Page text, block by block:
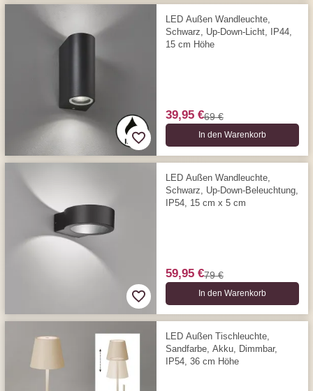
LED Außen Wandleuchte,
Schwarz, Up-Down-Licht, IP44,
15 cm Höhe
39,95 €69 €
In den Warenkorb
LED Außen Wandleuchte,
Schwarz, Up-Down-Beleuchtung,
IP54, 15 cm x 5 cm
59,95 €79 €
In den Warenkorb
LED Außen Tischleuchte,
Sandfarbe, Akku, Dimmbar,
IP54, 36 cm Höhe